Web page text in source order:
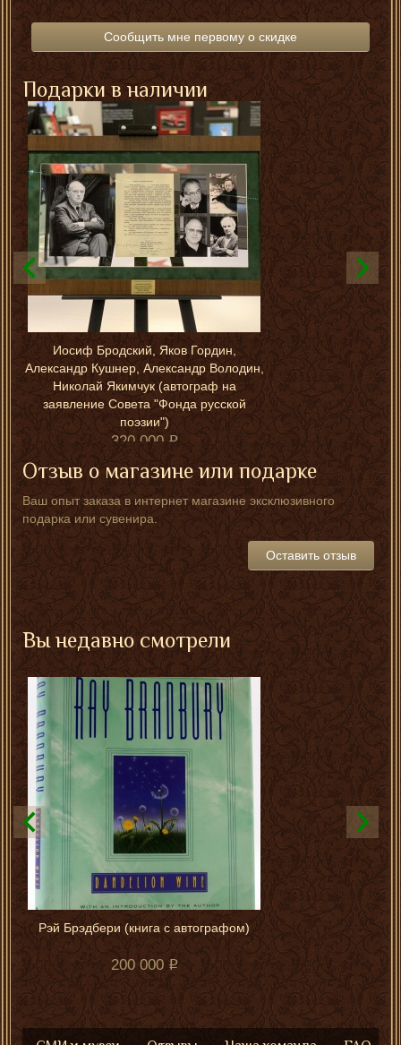
Сообщить мне первому о скидке
Подарки в наличии
Иосиф Бродский, Яков Гордин,
Александр Кушнер, Александр Володин,
Николай Якимчук (автограф на
заявление Совета "Фонда русской
поэзии")
320 000
Отзыв о магазине или подарке
Ваш опыт заказа в интернет магазине эксклюзивного
подарка или сувенира.
Оставить отзыв
Вы недавно смотрели
Рэй Брэдбери (книга с автографом)
200 000